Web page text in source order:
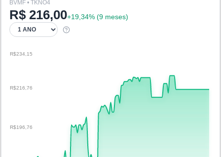
BVMF • TKNO4
R$ 216,00+19,34% (9 meses)
R$196,76
R$216,76
R$234,15